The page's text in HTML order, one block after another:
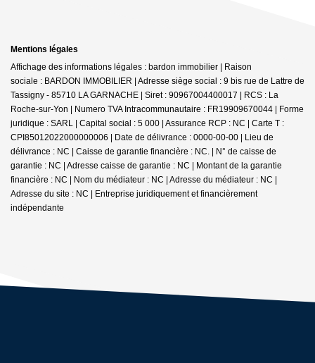
Mentions légales
Affichage des informations légales : bardon immobilier | Raison
sociale : BARDON IMMOBILIER | Adresse siège social : 9 bis rue de Lattre de
Tassigny - 85710 LA GARNACHE | Siret : 90967004400017 | RCS : La
Roche-sur-Yon | Numero TVA Intracommunautaire : FR19909670044 | Forme
juridique : SARL | Capital social : 5 000 | Assurance RCP : NC | Carte T :
CPI85012022000000006 | Date de délivrance : 0000-00-00 | Lieu de
délivrance : NC | Caisse de garantie financière : NC. | N° de caisse de
garantie : NC | Adresse caisse de garantie : NC | Montant de la garantie
financière : NC | Nom du médiateur : NC | Adresse du médiateur : NC |
Adresse du site : NC | Entreprise juridiquement et financièrement
indépendante